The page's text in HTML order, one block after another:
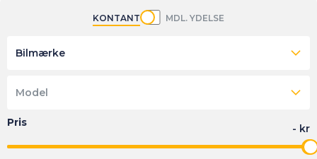
KONTANT MDL. YDELSE
Bilmærke
Model